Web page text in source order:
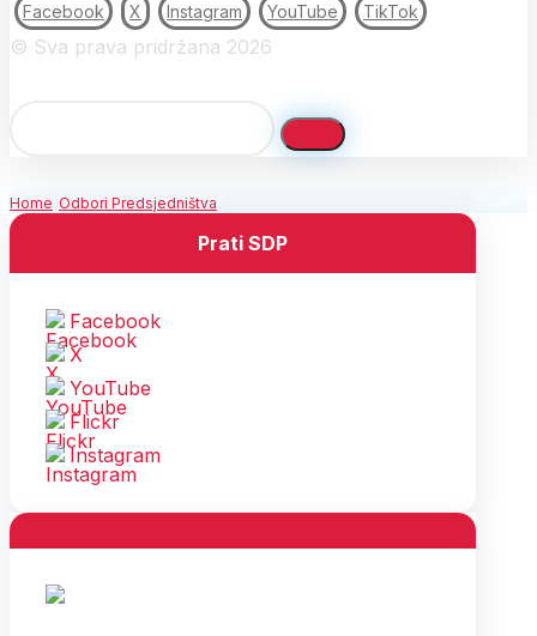
Facebook X Instagram YouTube TikTok
© Sva prava pridržana 2026
Home Odbori Predsjedništva
Prati SDP
Facebook
X
YouTube
Flickr
Instagram